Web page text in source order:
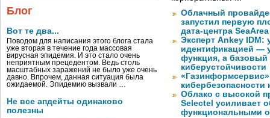
Блог
Вот те два...
Поводом для написания этого блога стала
уже вторая в течение года массовая
вирусная эпидемия. И это стало очень
неприятным прецедентом. Ведь столь
масштабных заражений не было уже очень
давно. Впрочем, данная ситуация была
ожидаемой. Эпидемию вызвали …
Не все апдейты одинаково
полезны
Облачный
запустил первую
дата-центра
Эксперт Ankey IDM:
идентификацией —
функция, а базовый
киберустойчивости
Облако с высокой
Selectel усиливает
функциональными